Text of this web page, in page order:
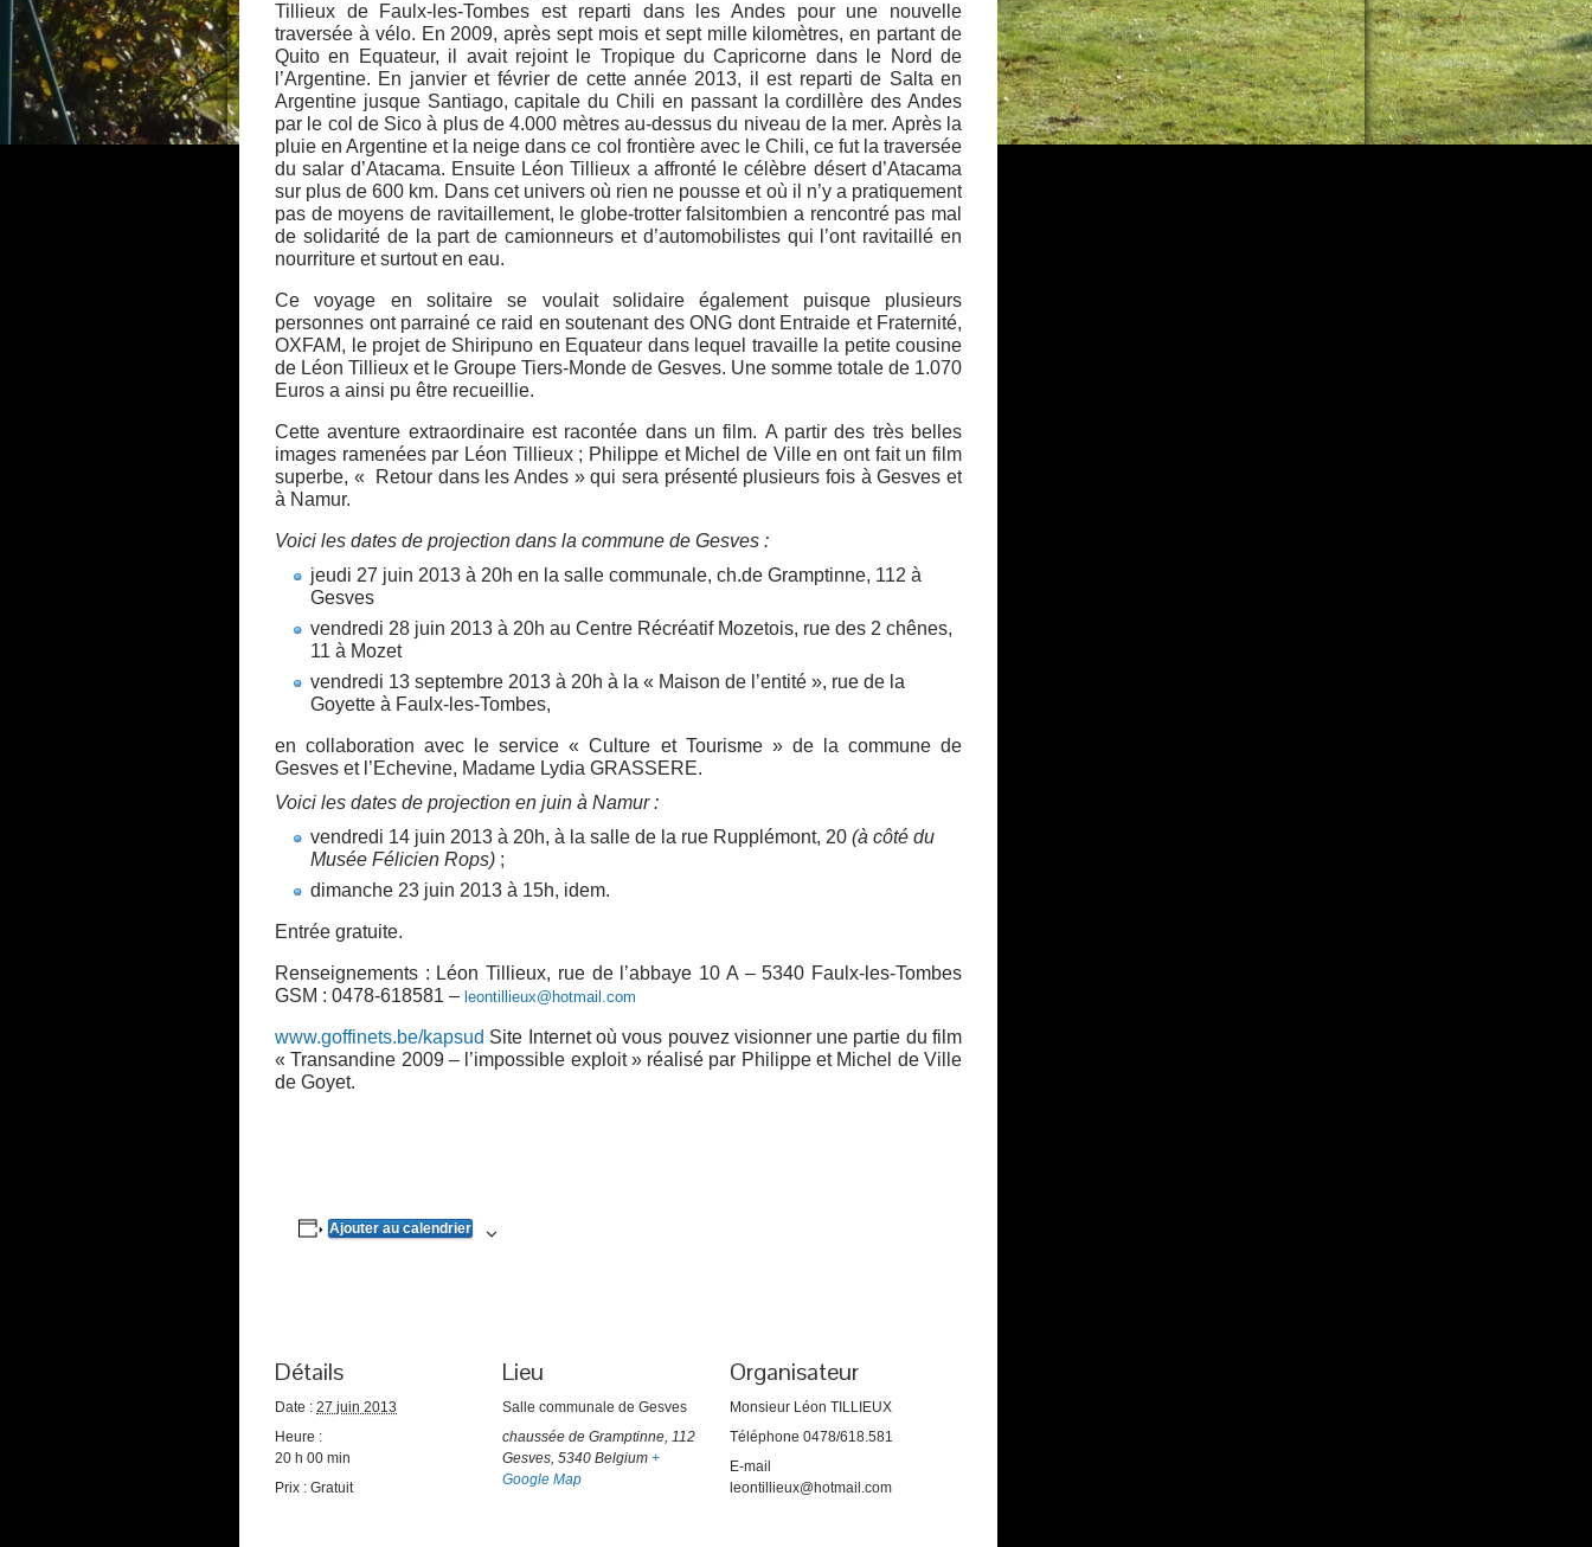
Tillieux de Faulx-les-Tombes est reparti dans les Andes pour une nouvelle
traversée à vélo. En 2009, après sept mois et sept mille kilomètres, en partant de
Quito en Equateur, il avait rejoint le Tropique du Capricorne dans le Nord de
l’Argentine. En janvier et février de cette année 2013, il est reparti de Salta en
Argentine jusque Santiago, capitale du Chili en passant la cordillère des Andes
par le col de Sico à plus de 4.000 mètres au-dessus du niveau de la mer. Après la
pluie en Argentine et la neige dans ce col frontière avec le Chili, ce fut la traversée
du salar d’Atacama. Ensuite Léon Tillieux a affronté le célèbre désert d’Atacama
sur plus de 600 km. Dans cet univers où rien ne pousse et où il n’y a pratiquement
pas de moyens de ravitaillement, le globe-trotter falsitombien a rencontré pas mal
de solidarité de la part de camionneurs et d’automobilistes qui l’ont ravitaillé en
nourriture et surtout en eau.
Ce voyage en solitaire se voulait solidaire également puisque plusieurs
personnes ont parrainé ce raid en soutenant des ONG dont Entraide et Fraternité,
OXFAM, le projet de Shiripuno en Equateur dans lequel travaille la petite cousine
de Léon Tillieux et le Groupe Tiers-Monde de Gesves. Une somme totale de 1.070
Euros a ainsi pu être recueillie.
Cette aventure extraordinaire est racontée dans un film. A partir des très belles
images ramenées par Léon Tillieux ; Philippe et Michel de Ville en ont fait un film
superbe, « Retour dans les Andes » qui sera présenté plusieurs fois à Gesves et
à Namur.
Voici les dates de projection dans la commune de Gesves :
jeudi 27 juin 2013 à 20h en la salle communale, ch.de Gramptinne, 112 à
Gesves
vendredi 28 juin 2013 à 20h au Centre Récréatif Mozetois, rue des 2 chênes,
11 à Mozet
vendredi 13 septembre 2013 à 20h à la « Maison de l’entité », rue de la
Goyette à Faulx-les-Tombes,
en collaboration avec le service « Culture et Tourisme » de la commune de
Gesves et l’Echevine, Madame Lydia GRASSERE.
Voici les dates de projection en juin à Namur :
vendredi 14 juin 2013 à 20h, à la salle de la rue Rupplémont, 20 (à côté du
Musée Félicien Rops) ;
dimanche 23 juin 2013 à 15h, idem.
Entrée gratuite.
Renseignements : Léon Tillieux, rue de l’abbaye 10 A – 5340 Faulx-les-Tombes
GSM : 0478-618581 – leontillieux@hotmail.com
www.goffinets.be/kapsud Site Internet où vous pouvez visionner une partie du film
« Transandine 2009 – l’impossible exploit » réalisé par Philippe et Michel de Ville
de Goyet.
Ajouter au calendrier
Détails
Date : 27 juin 2013
Heure :
20 h 00 min
Prix : Gratuit
Lieu
Salle communale de Gesves
chaussée de Gramptinne, 112
Gesves, 5340 Belgium +
Google Map
Organisateur
Monsieur Léon TILLIEUX
Téléphone 0478/618.581
E-mail
leontillieux@hotmail.com